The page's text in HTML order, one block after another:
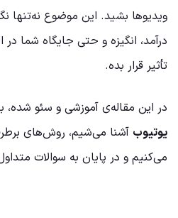
ویدیوها بشید. این موضوع نه‌تنها
درآمد، انگیزه و حتی جایگاه شما
تأثیر قرار بده.
در این مقاله‌ی آموزشی و سئو شده،
یوتیوب آشنا می‌شیم، روش‌های
می‌کنیم و در پایان به سوالات